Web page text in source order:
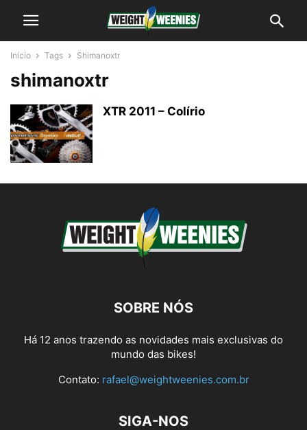
Início Tags Shimanoxtr
shimanoxtr
XTR 2011 – Colírio
SOBRE NÓS
Há 12 anos trazendo as novidades mais exclusivas do
mundo das bikes!
Contato: rafael@weightweenies.com.br
SIGA-NOS